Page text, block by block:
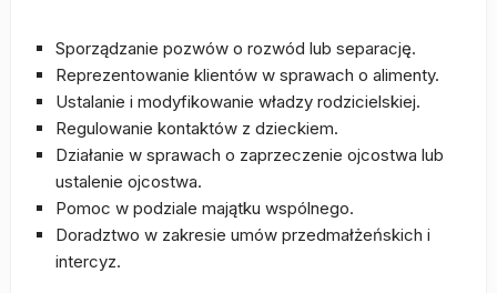
Sporządzanie pozwów o rozwód lub separację.
Reprezentowanie klientów w sprawach o alimenty.
Ustalanie i modyfikowanie władzy rodzicielskiej.
Regulowanie kontaktów z dzieckiem.
Działanie w sprawach o zaprzeczenie ojcostwa lub
ustalenie ojcostwa.
Pomoc w podziale majątku wspólnego.
Doradztwo w zakresie umów przedmałżeńskich i
intercyz.